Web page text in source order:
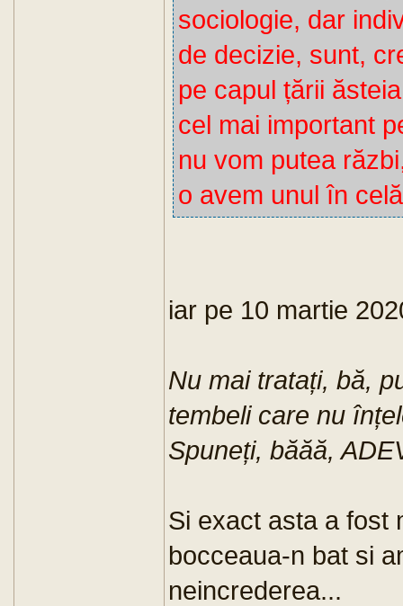
sociologie, dar
de decizie, sunt,
pe capul țării
cel mai important
nu vom putea
o avem unul în
iar pe 10 martie
Nu mai tratați, bă,
tembeli care nu
Spuneți, băăă,
Si exact asta a fost
bocceaua-n bat si
neincrederea...